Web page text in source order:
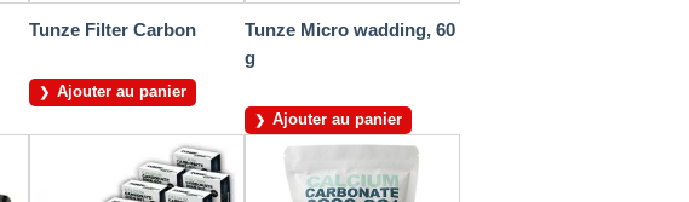
Tunze Filter Carbon
Ajouter au panier
Tunze Micro wadding, 60
g
Ajouter au panier